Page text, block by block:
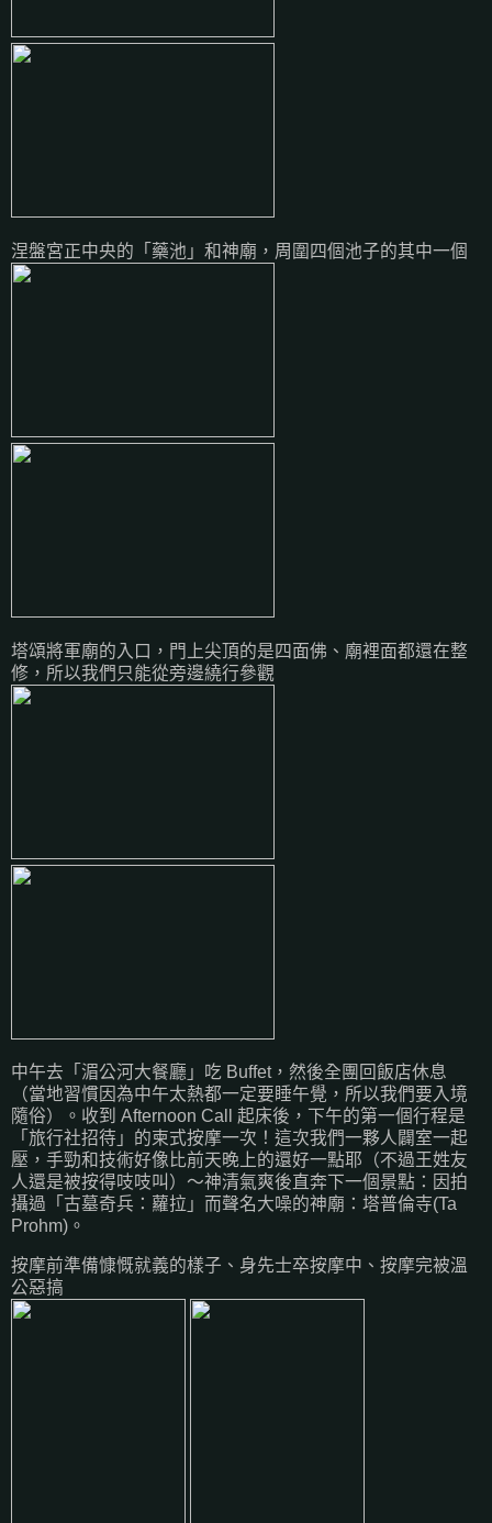
涅盤宮正中央的「藥池」和神廟，周圍四個池子的其中一個
塔頌將軍廟的入口，門上尖頂的是四面佛、廟裡面都還在整
修，所以我們只能從旁邊繞行參觀
中午去「湄公河大餐廳」吃 Buffet，然後全團回飯店休息
（當地習慣因為中午太熱都一定要睡午覺，所以我們要入境
隨俗）。收到 Afternoon Call 起床後，下午的第一個行程是
「旅行社招待」的柬式按摩一次！這次我們一夥人闢室一起
壓，手勁和技術好像比前天晚上的還好一點耶（不過王姓友
人還是被按得吱吱叫）～神清氣爽後直奔下一個景點：因拍
攝過「古墓奇兵：蘿拉」而聲名大噪的神廟：塔普倫寺(Ta
Prohm)。
按摩前準備慷慨就義的樣子、身先士卒按摩中、按摩完被溫
公惡搞